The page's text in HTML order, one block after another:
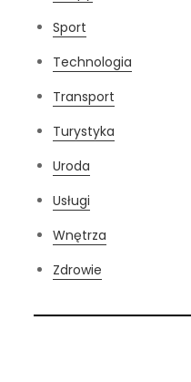
Sport
Technologia
Transport
Turystyka
Uroda
Usługi
Wnętrza
Zdrowie